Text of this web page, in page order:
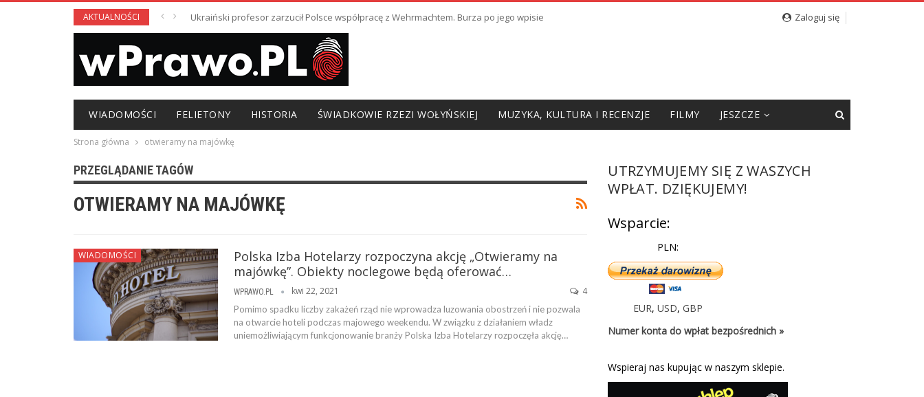
AKTUALNOŚCI Ukraiński profesor zarzucił Polsce współpracę z Wehrmachtem. Burza po jego wpisie Zaloguj się
WIADOMOŚCI FELIETONY HISTORIA ŚWIADKOWIE RZEZI WOŁYŃSKIEJ MUZYKA, KULTURA I RECENZJE FILMY JESZCZE
Strona główna otwieramy na majówkę
PRZEGLĄDANIE TAGÓW
OTWIERAMY NA MAJÓWKĘ
WIADOMOŚCI
Polska Izba Hotelarzy rozpoczyna akcję „Otwieramy na
majówkę”. Obiekty noclegowe będą oferować…
WPRAWO.PL kwi 22, 2021 4
Pomimo spadku liczby zakażeń rząd nie wprowadza luzowania obostrzeń i nie pozwala
na otwarcie hoteli podczas majowego weekendu. W związku z działaniem władz
uniemożliwiającym funkcjonowanie branży Polska Izba Hotelarzy rozpoczęła akcję…
UTRZYMUJEMY SIĘ Z WASZYCH
WPŁAT. DZIĘKUJEMY!
Wsparcie:
PLN:
EUR,USD,GBP
Numer konta do wpłat bezpośrednich »
Wspieraj nas kupując w naszym sklepie.